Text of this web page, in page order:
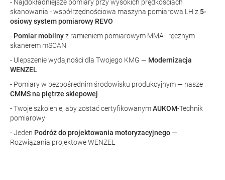
- Najdokładniejsze pomiary przy wysokich prędkościach
skanowania - współrzędnościowa maszyna pomiarowa LH z 5-
osiowy system pomiarowy REVO
- Pomiar mobilnyz ramieniem pomiarowym MMA i ręcznym
skanerem mSCAN
- Ulepszenie wydajności dla Twojego KMG — Modernizacja
WENZEL
- Pomiary w bezpośrednim środowisku produkcyjnym — nasze
CMMS na piętrze sklepowej
- Twoje szkolenie, aby zostać certyfikowanymAUKOM-Technik
pomiarowy
- Jeden Podróż do projektowania motoryzacyjnego—
Rozwiązania projektowe WENZEL